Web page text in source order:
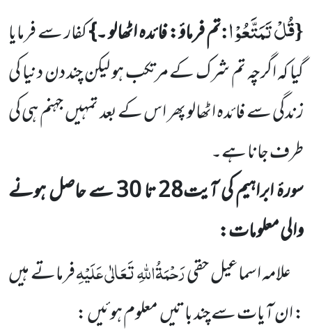
{قُلْ تَمَتَّعُوْا:تم فرماؤ: فائدہ اٹھالو ۔}کفار سے فرمایا
گیا کہ اگرچہ تم شرک کے مرتکب ہو لیکن چند دن دنیا کی
زندگیسے فائدہ اٹھالو پھر اس کے بعد تمہیںجہنم ہی کی
طرف جانا ہے۔
سورۂ ابراہیم کی آیت28تا30سے حاصل ہونے
والی معلومات:
علامہ اسماعیل حقیرَحْمَۃُاللّٰہِ تَعَالٰی عَلَیْہِفرماتے ہیں
: ان آیات سے چند باتیںمعلوم ہوئیں :